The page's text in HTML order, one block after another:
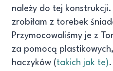
należy do tej
zrobiłam z torebek
Przymocowaliśmy je z
za pomocą
haczyków (takich jak te)